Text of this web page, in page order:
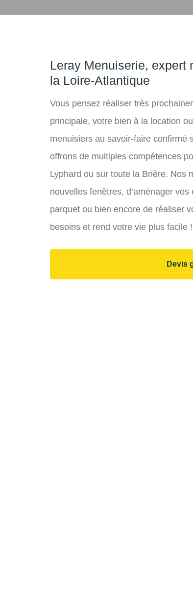
Leray Menuiserie, expert
la Loire-Atlantique
Vous pensez réaliser très
principale, votre bien à la location
menuisiers au savoir-faire confirmé
offrons de multiples compétences
Lyphard ou sur toute la Brière. Nos
nouvelles fenêtres, d’aménager
parquet ou bien encore de réaliser
besoins et rend votre vie plus facile
Devis